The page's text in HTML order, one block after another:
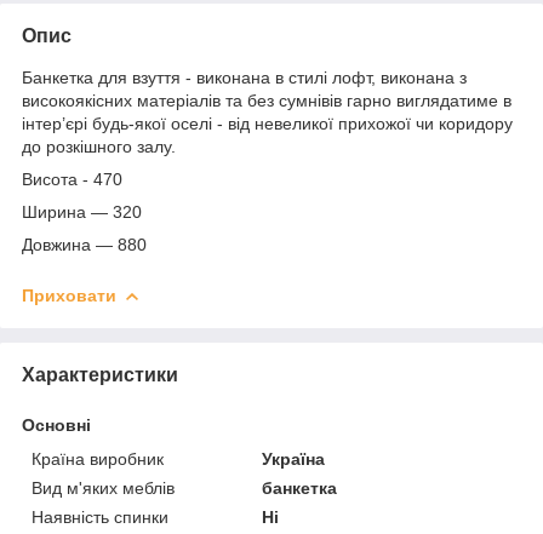
Опис
Банкетка для взуття - виконана в стилі лофт, виконана з
високоякісних матеріалів та без сумнівів гарно виглядатиме в
інтер’єрі будь-якої оселі - від невеликої прихожої чи коридору
до розкішного залу.
Висота - 470
Ширина — 320
Довжина — 880
Приховати
Характеристики
Основні
Країна виробник
Україна
Вид м'яких меблів
банкетка
Наявність спинки
Ні